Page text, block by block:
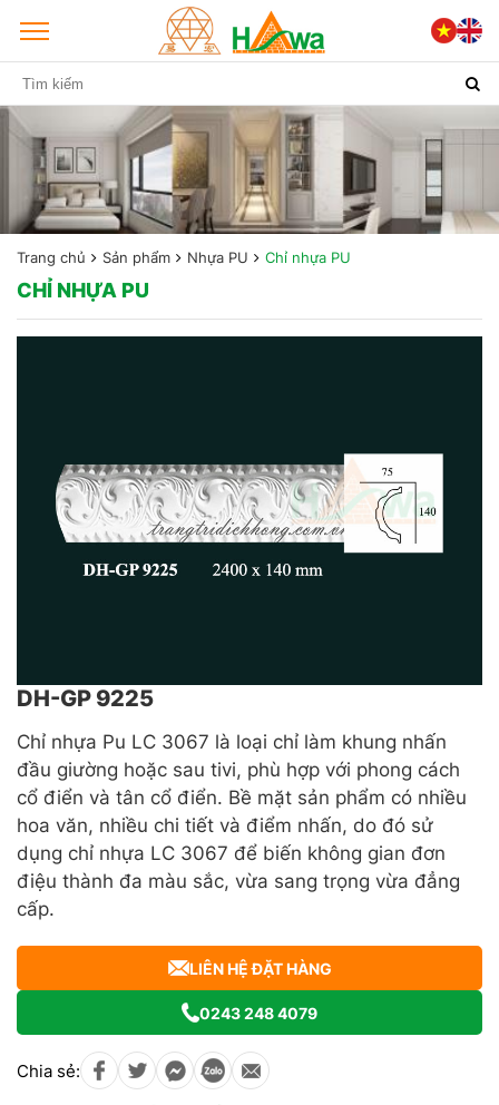
Trang chủ Sản phẩm Nhựa PU Chỉ nhựa PU
CHỈ NHỰA PU
DH-GP 9225
Chỉ nhựa Pu LC 3067 là loại chỉ làm khung nhấn
đầu giường hoặc sau tivi, phù hợp với phong cách
cổ điển và tân cổ điển. Bề mặt sản phẩm có nhiều
hoa văn, nhiều chi tiết và điểm nhấn, do đó sử
dụng chỉ nhựa LC 3067 để biến không gian đơn
điệu thành đa màu sắc, vừa sang trọng vừa đẳng
cấp.
LIÊN HỆ ĐẶT HÀNG
0243 248 4079
Chia sẻ: